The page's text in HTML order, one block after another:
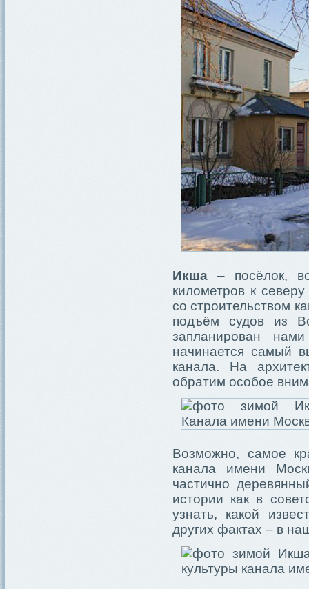
Икша – посёлок,
километров к
со строительством
подъём судов из
запланирован
начинается самый
канала. На
обратим особое
Возможно, самое
канала имени
частично
истории как в
узнать, какой
других фактах – в